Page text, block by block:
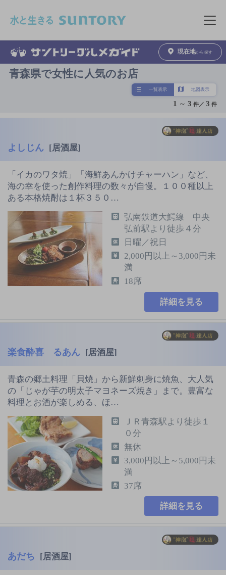
メニュ
現在地から探す
青森県で女性に人気のお店
一覧表示 地図表示
1 ～ 3 件／3 件
よしじん [居酒屋]
「イカのワタ焼」「海鮮あんかけチャーハン」など、
海の幸を使った創作料理の数々が自慢。１００種以上
ある本格焼酎は１杯３５０…
弘南鉄道大鰐線 中央
弘前駅より徒歩４分
日曜／祝日
2,000円以上～3,000円未
満
18席
詳細を見る
楽食酔喜 るあん [居酒屋]
青森の郷土料理「貝焼」から新鮮刺身に焼魚、大人気
の「じゃが芋の明太子マヨネーズ焼き」まで。豊富な
料理とお酒が楽しめる、ほ…
ＪＲ青森駅より徒歩１
０分
無休
3,000円以上～5,000円未
満
37席
詳細を見る
あだち [居酒屋]